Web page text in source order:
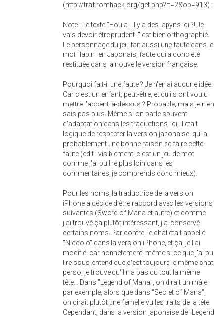
(http://traf.romhack.org/get.php?rt=2&ob=913) :
Note : Le texte "Houla ! Il y a des lapyns ici ?! Je
vais devoir être prudent !" est bien orthographié.
Le personnage du jeu fait aussi une faute dans le
mot "lapin" en Japonais, faute qui a donc été
restituée dans la nouvelle version française.
Pourquoi fait-il une faute ? Je n'en ai aucune idée.
Car c'est un enfant, peut-être, et qu'ils ont voulu
mettre l'accent là-dessus ? Probable, mais je n'en
sais pas plus. Même si on parle souvent
d'adaptation dans les traductions, ici, il était
logique de respecter la version japonaise, qui a
probablement une bonne raison de faire cette
faute (edit : visiblement, c'est un jeu de mot
comme j'ai pu lire plus loin dans les
commentaires, je comprends donc mieux).
Pour les noms, la traductrice de la version
iPhone a décidé d'être raccord avec les versions
suivantes (Sword of Mana et autre) et comme
j'ai trouvé ça plutôt intéressant, j'ai conservé
certains noms. Par contre, le chat était appellé
"Niccolo" dans la version iPhone, et ça, je l'ai
modifié, car honnêtement, même si ce que j'ai pu
lire sous-entend que c'est toujours le même chat,
perso, je trouve qu'il n'a pas du tout la même
tête... Dans "Legend of Mana", on dirait un mâle
par exemple, alors que dans "Secret of Mana",
on dirait plutôt une femelle vu les traits de la tête.
Cependant, dans la version japonaise de "Legend